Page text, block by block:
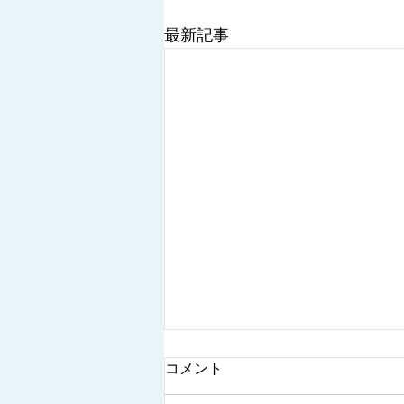
最新記事
コメント